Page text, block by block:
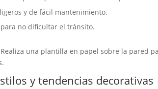
y de fácil mantenimiento.
no dificultar el tránsito.
Realiza una plantilla en papel sobre la pared
y tendencias decorativas